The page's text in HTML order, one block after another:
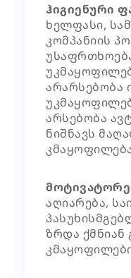
ჰიგიენური
ხელფასი,
კომპანიის
არარსებობა
არსებობა
ნიშნავს
აღიარება,
ზრდა